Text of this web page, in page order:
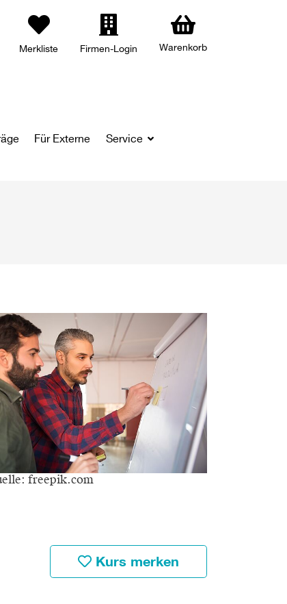
Merkliste Firmen-Login Warenkorb
Für Externe Service
freepik.com
Kurs merken